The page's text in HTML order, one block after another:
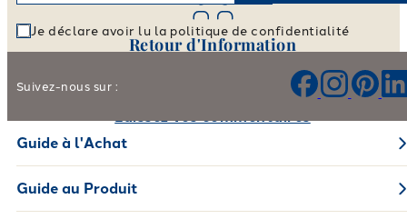
Retour d'Information
Aidez-nous à améliorer nos produits et nos services
Laissez vos commentaires
Je déclare avoir lu la politique de confidentialité
Suivez-nous sur :
Guide à l'Achat
Guide au Produit